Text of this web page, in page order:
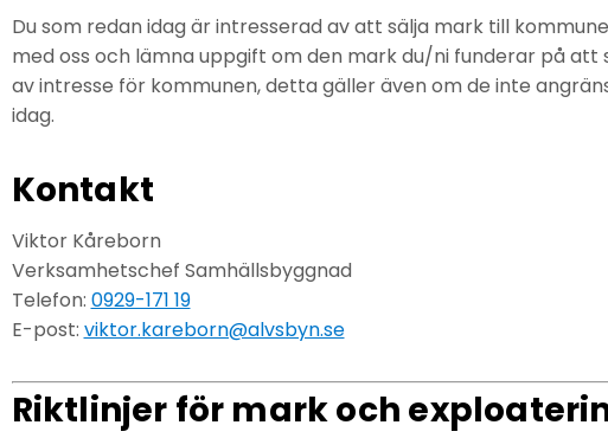
Du som redan idag är intresserad av att sälja mark till
med oss och lämna uppgift om den mark du/ni funderar på att
av intresse för kommunen, detta gäller även om de inte
idag.
Kontakt
Viktor Kåreborn
Verksamhetschef Samhällsbyggnad
Telefon: 0929-171 19
E-post: viktor.kareborn@alvsbyn.se
Riktlinjer för mark och